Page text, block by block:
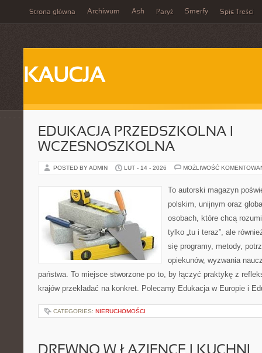
Strona główna Archiwum Ash Paryż Smerfy Spis Treści
KAUCJA
EDUKACJA PRZEDSZKOLNA I
WCZESNOSZKOLNA
POSTED BY ADMIN LUT - 14 - 2026 MOŻLIWOŚĆ
To autorski magazyn
polskim, unijnym oraz
osobach, które chcą
tylko „tu i teraz”, ale
się programy, metody,
opiekunów, wyzwania
państwa. To miejsce stworzone po to, by łączyć praktykę z
krajów przekładać na konkret. Polecamy Edukacja w Europie i
CATEGORIES: NIERUCHOMOŚCI